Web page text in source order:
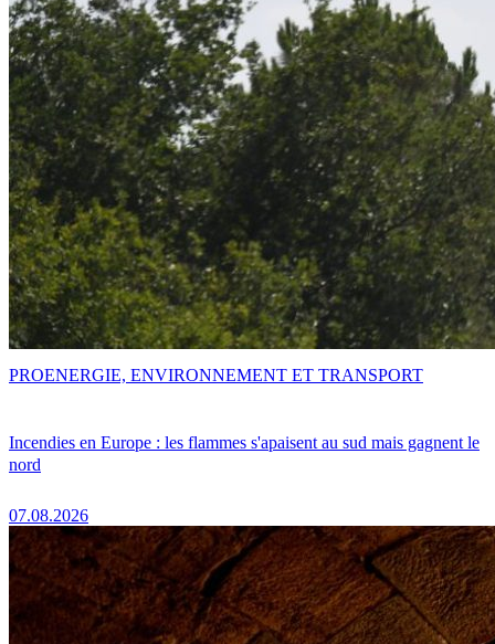
Incendies en Europe : les flammes s'apaisent au sud mais gagnent le
nord
07.08.2026
PROENERGIE, ENVIRONNEMENT ET TRANSPORT